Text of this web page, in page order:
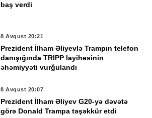
baş verdi
8 Avqust 20:21
Prezident İlham Əliyevlə Trampın telefon
danışığında TRIPP layihəsinin
əhəmiyyəti vurğulandı
8 Avqust 20:07
Prezident İlham Əliyev G20-yə dəvətə
görə Donald Trampa təşəkkür etdi